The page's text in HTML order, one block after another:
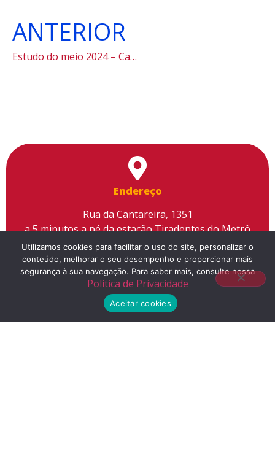
ANTERIOR
Estudo do meio 2024 – Cananéia
Endereço
Rua da Cantareira, 1351
a 5 minutos a pé da estação Tiradentes do Metrô
Telefone
(11) 2155-3300
Utilizamos cookies para facilitar o uso do site, personalizar o
conteúdo, melhorar o seu desempenho e proporcionar mais
segurança à sua navegação. Para saber mais, consulte nossa
Política de Privacidade
Aceitar cookies